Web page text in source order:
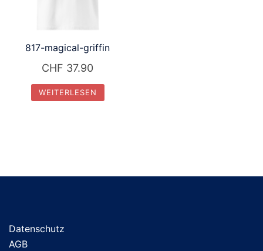
817-magical-griffin
CHF 37.90
WEITERLESEN
Datenschutz
AGB